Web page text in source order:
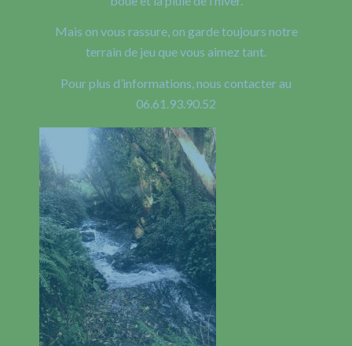
Mais on vous rassure, on garde toujours notre
terrain de jeu que vous aimez tant.
Pour plus d’informations, nous contacter au
06.61.93.90.52